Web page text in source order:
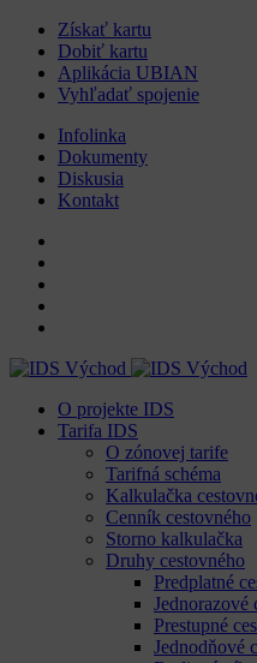
Získať kartu
Dobiť kartu
Aplikácia UBIAN
Vyhľadať spojenie
Infolinka
Dokumenty
Diskusia
Kontakt
O projekte IDS
Tarifa IDS
O zónovej tarife
Tarifná schéma
Kalkulačka
Cenník cestovného
Storno kalkulačka
Druhy cestovného
Predplatné
Jednorazové
Prestupné
Jednodňové